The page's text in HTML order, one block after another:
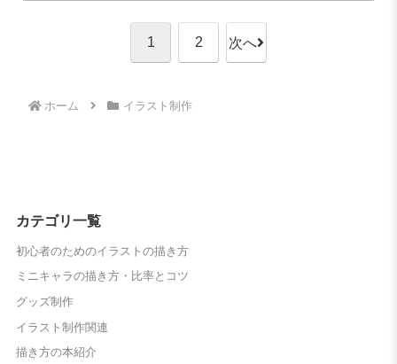
1 2 次へ
ホーム イラスト制作
カテゴリ一覧
初心者のためのイラストの描き方
ミニキャラの描き方・比率とコツ
グッズ制作
イラスト制作関連
描き方の本紹介